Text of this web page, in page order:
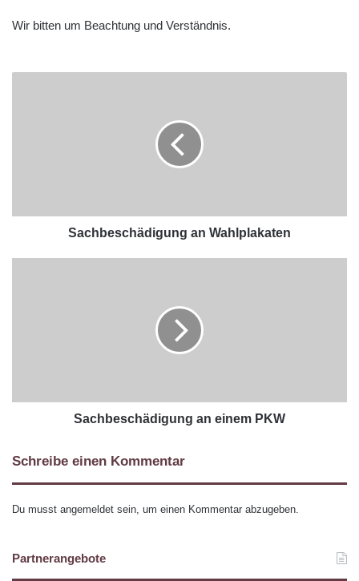
Wir bitten um Beachtung und Verständnis.
Sachbeschädigung an Wahlplakaten
Sachbeschädigung an einem PKW
Schreibe einen Kommentar
Du musst angemeldet sein, um einen Kommentar abzugeben.
Partnerangebote